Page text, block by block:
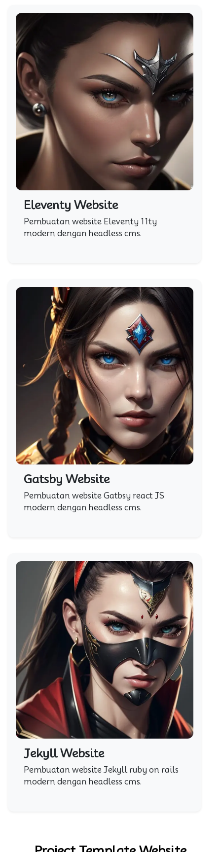
Eleventy Website
Pembuatan website Eleventy 11ty
modern dengan headless cms.
Gatsby Website
Pembuatan website Gatbsy react JS
modern dengan headless cms.
Jekyll Website
Pembuatan website Jekyll ruby on rails
modern dengan headless cms.